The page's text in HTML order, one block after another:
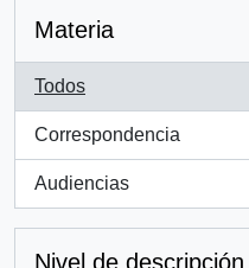
Materia
Todos
Correspondencia
, 1 resultados
Audiencias
, 1 resultados
Nivel de descripción